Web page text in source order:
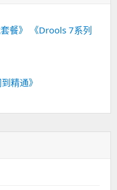
餐》
《Drools 7系列
精通》